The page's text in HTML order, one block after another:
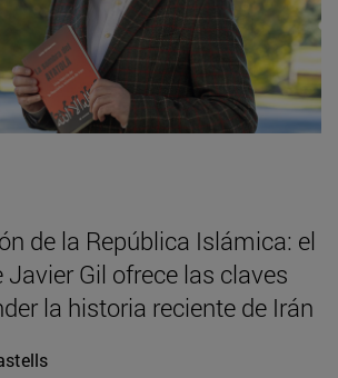
de la República Islámica: el
Javier Gil ofrece las claves
la historia reciente de Irán